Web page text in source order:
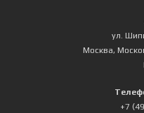
ул.
Москва,
+7